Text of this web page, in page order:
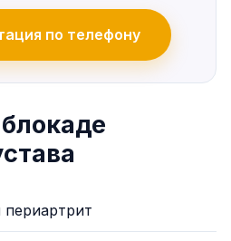
по телефону